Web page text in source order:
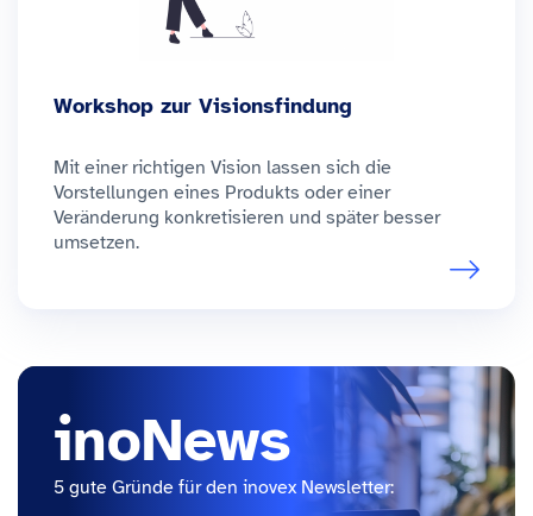
Workshop zur Visionsfindung
Mit einer richtigen Vision lassen sich die
Vorstellungen eines Produkts oder einer
Veränderung konkretisieren und später besser
umsetzen.
inoNews
5 gute Gründe für den inovex Newsletter: